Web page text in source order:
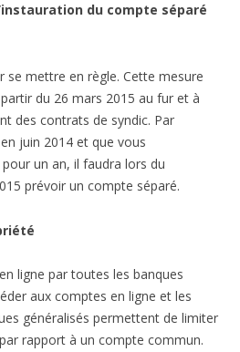
du compte séparé
se mettre en règle. Cette mesure
partir du 26 mars 2015 au fur et à
des contrats de syndic. Par
juin 2014 et que vous
un an, il faudra lors du
prévoir un compte séparé.
ligne par toutes les banques
aux comptes en ligne et les
généralisés permettent de limiter
rapport à un compte commun.